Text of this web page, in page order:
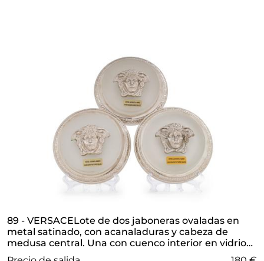
89 - VERSACELote de dos jaboneras ovaladas en
metal satinado, con acanaladuras y cabeza de
medusa central. Una con cuenco interior en vidrio
azul cobalto y la otra en vidrio opaco. En su estuche